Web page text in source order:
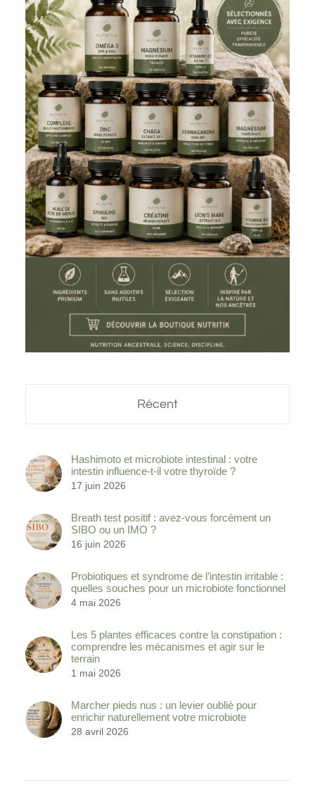
Récent
Hashimoto et microbiote intestinal : votre
intestin influence-t-il votre thyroïde ?
17 juin 2026
Breath test positif : avez-vous forcément un
SIBO ou un IMO ?
16 juin 2026
Probiotiques et syndrome de l’intestin irritable :
quelles souches pour un microbiote fonctionnel
4 mai 2026
Les 5 plantes efficaces contre la constipation :
comprendre les mécanismes et agir sur le
terrain
1 mai 2026
Marcher pieds nus : un levier oublié pour
enrichir naturellement votre microbiote
28 avril 2026